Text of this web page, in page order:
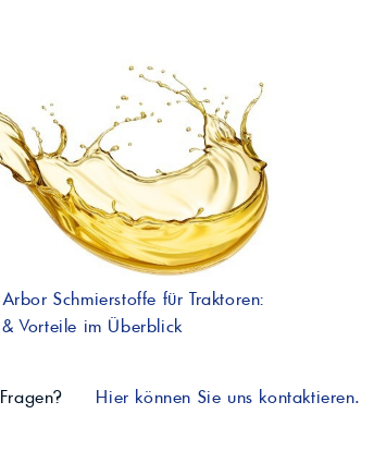
Arbor Schmierstoffe für Traktoren:
Vorteile im Überblick
Hier können Sie uns kontaktieren.